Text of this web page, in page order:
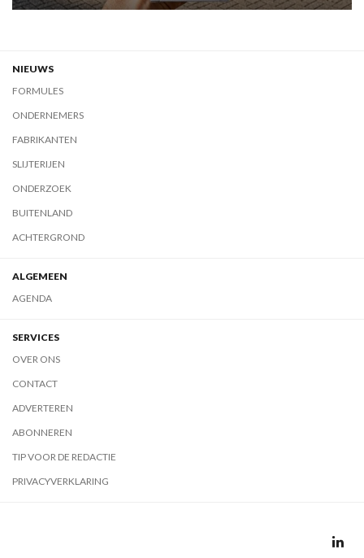
NIEUWS
FORMULES
ONDERNEMERS
FABRIKANTEN
SLIJTERIJEN
ONDERZOEK
BUITENLAND
ACHTERGROND
ALGEMEEN
AGENDA
SERVICES
OVER ONS
CONTACT
ADVERTEREN
ABONNEREN
TIP VOOR DE REDACTIE
PRIVACYVERKLARING